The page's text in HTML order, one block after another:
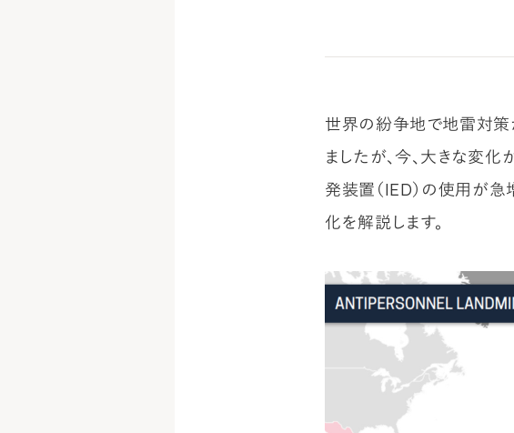
世界の紛争地で地雷対策
ましたが、今、大きな変
発装置（IED）の使用が急
化を解説します。